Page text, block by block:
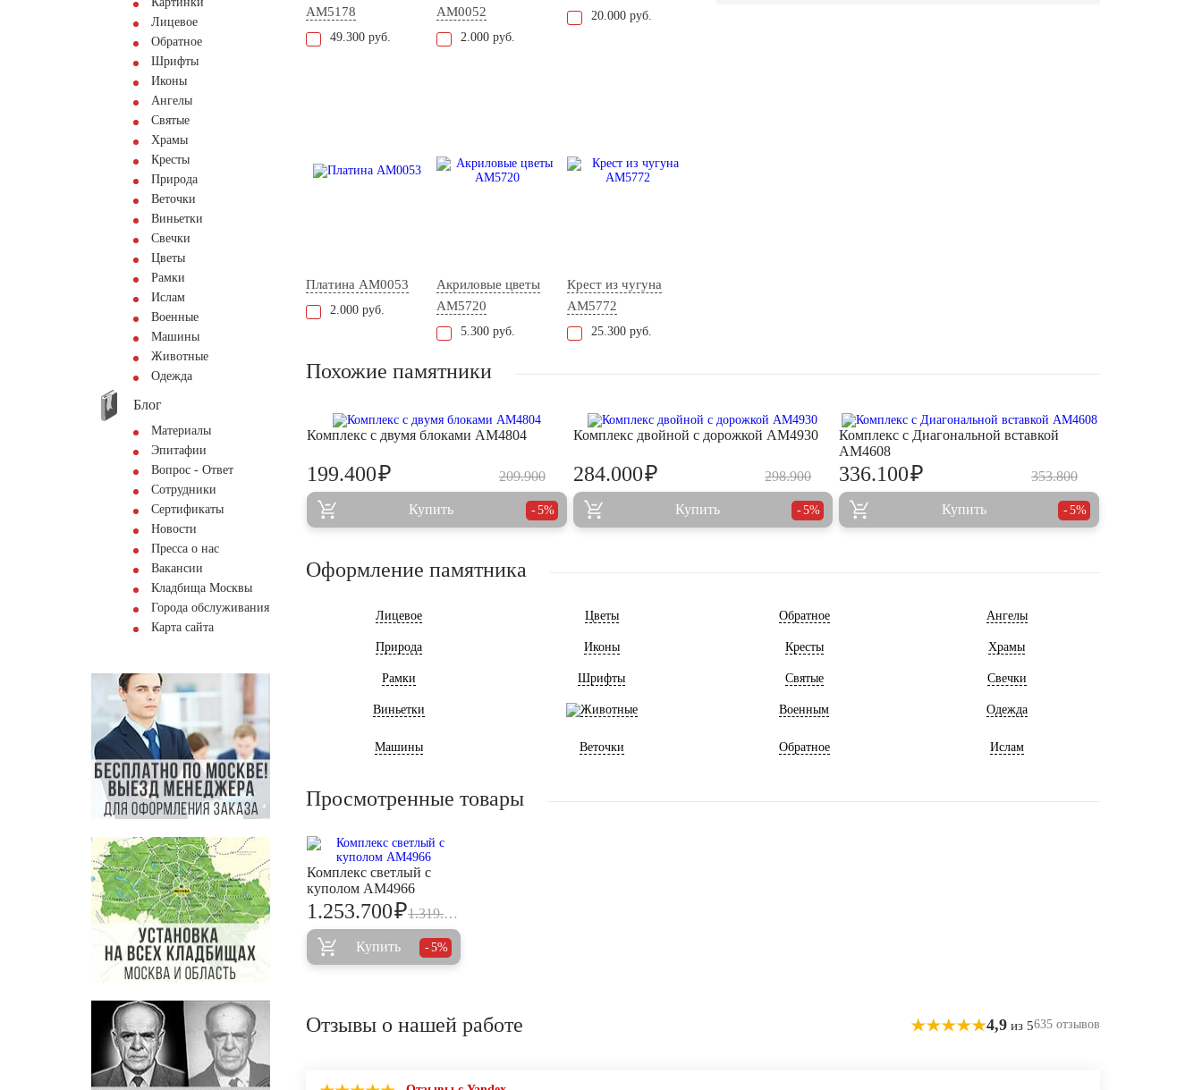
Лицевое
Обратное
Шрифты
Иконы
Ангелы
Святые
Храмы
Кресты
Природа
Веточки
Виньетки
Свечки
Цветы
Рамки
Ислам
Военные
Машины
Животные
Одежда
Блог
Материалы
Эпитафии
Вопрос - Ответ
Сотрудники
Сертификаты
Новости
Пресса о нас
Вакансии
Кладбища Москвы
Города обслуживания
Карта сайта
AM5178
49.300 руб.
AM0052
2.000 руб.
20.000 руб.
Платина AM0053
2.000 руб.
Акриловые цветы
AM5720
5.300 руб.
Крест из чугуна
AM5772
25.300 руб.
Похожие памятники
Комплекс с двумя блоками AM4804
209.900
199.400₽
Купить 5%
Комплекс двойной с дорожкой AM4930
298.900
284.000₽
Купить 5%
Комплекс с Диагональной вставкой
AM4608
353.800
336.100₽
Купить 5%
Оформление памятника
Лицевое Цветы Обратное Ангелы
Природа Иконы Кресты Храмы
Рамки Шрифты Святые Свечки
Виньетки Животные Военным Одежда
Машины Веточки Обратное Ислам
Просмотренные товары
Комплекс светлый с
куполом AM4966
1.319.700
1.253.700₽
Купить 5%
Отзывы о нашей работе 4,9 из 5635 отзывов